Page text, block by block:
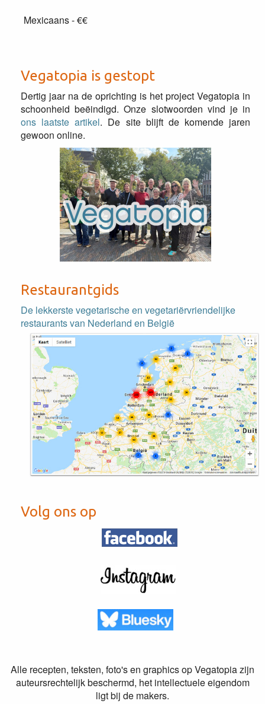
Mexicaans - €€
Vegatopia is gestopt
Dertig jaar na de oprichting is het project Vegatopia in
schoonheid beëindigd. Onze slotwoorden vind je in
ons laatste artikel. De site blijft de komende jaren
gewoon online.
Restaurantgids
De lekkerste vegetarische en vegetariërvriendelijke
restaurants van Nederland en België
Volg ons op
Alle recepten, teksten, foto's en graphics op Vegatopia zijn
auteursrechtelijk beschermd, het intellectuele eigendom
ligt bij de makers.